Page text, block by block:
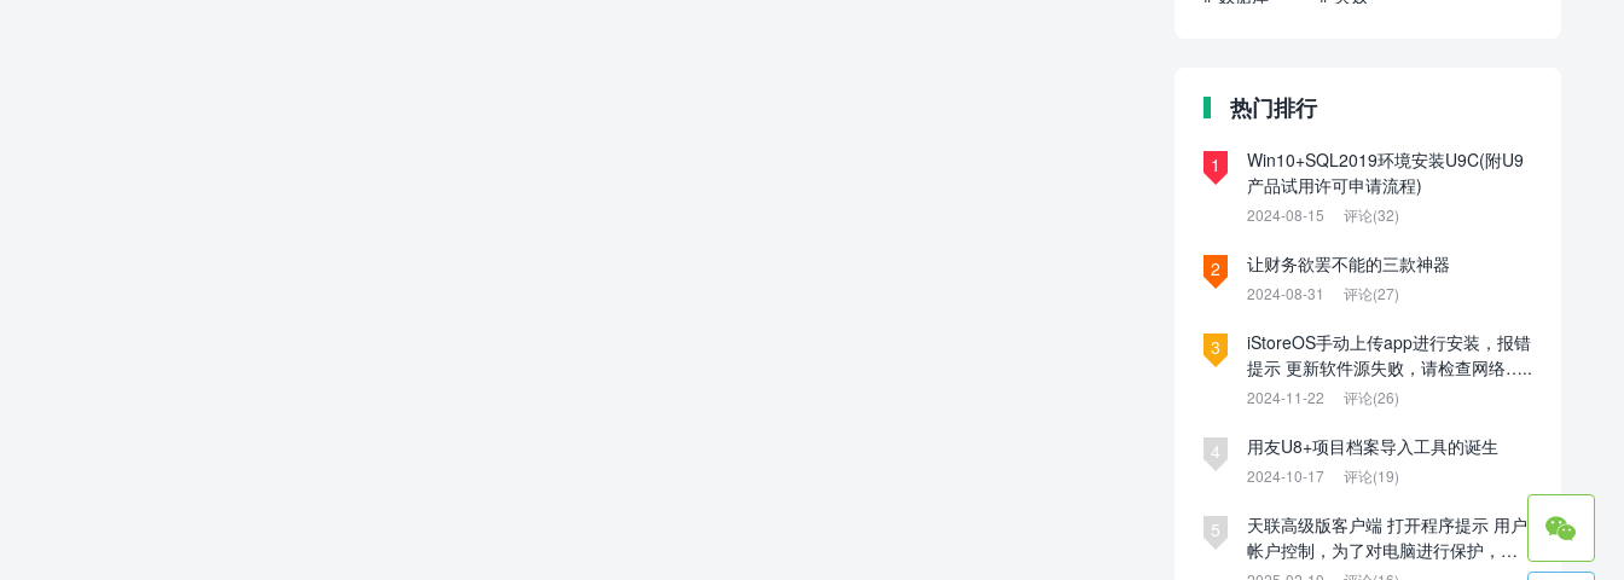
热门排行
1
Win10+SQL2019环境安装U9C(附U9
产品试用许可申请流程)
2024-08-15 评论(32)
2 让财务欲罢不能的三款神器
2024-08-31 评论(27)
3
iStoreOS手动上传app进行安装，报错
提示 更新软件源失败，请检查网络…..
2024-11-22 评论(26)
4 用友U8+项目档案导入工具的诞生
2024-10-17 评论(19)
5
天联高级版客户端 打开程序提示 用户
帐户控制，为了对电脑进行保护，已
经阻止此应用。管理员已阻止你运行
